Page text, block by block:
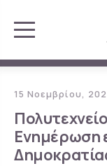
15 Νοεμβρίου,
Ενημέρωση